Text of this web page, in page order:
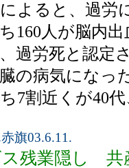
よると、過労
160人が脳内
過労死と認定
の病気になっ
7割近くが40
旗03.6.11.
ス残業隠し 共